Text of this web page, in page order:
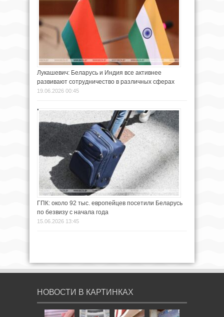
Лукашевич: Беларусь и Индия все активнее
развивают сотрудничество в различных сферах
19.06.2026 00:45
ГПК: около 92 тыс. европейцев посетили Беларусь
по безвизу с начала года
15.06.2026 13:45
НОВОСТИ В КАРТИНКАХ